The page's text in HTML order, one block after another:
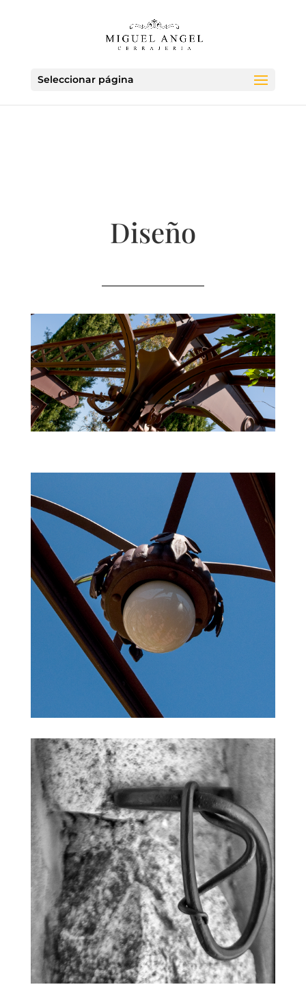
Seleccionar página
Diseño